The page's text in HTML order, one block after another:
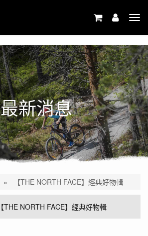
最新消息
» 【THE NORTH FACE】經典好物輯
【THE NORTH FACE】經典好物輯